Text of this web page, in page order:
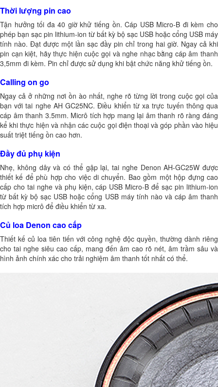
Thời lượng pin cao
Tận hưởng tối đa 40 giờ khử tiếng ồn. Cáp USB Micro-B đi kèm cho
phép bạn sạc pin lithium-ion từ bất kỳ bộ sạc USB hoặc cổng USB máy
tính nào. Đạt được một lần sạc đầy pin chỉ trong hai giờ. Ngay cả khi
pin cạn kiệt, hãy thực hiện cuộc gọi và nghe nhạc bằng cáp âm thanh
3,5mm đi kèm. Pin chỉ được sử dụng khi bật chức năng khử tiếng ồn.
Calling on go
Ngay cả ở những nơi ồn ào nhất, nghe rõ từng lời trong cuộc gọi của
bạn với tai nghe AH GC25NC. Điều khiển từ xa trực tuyến thông qua
cáp âm thanh 3.5mm. Micrô tích hợp mang lại âm thanh rõ ràng đáng
kể khi thực hiện và nhận các cuộc gọi điện thoại và góp phần vào hiệu
suất triệt tiếng ồn cao hơn.
Đầy đủ phụ kiện
Nhẹ, không dây và có thể gập lại, tai nghe Denon AH-GC25W được
thiết kế để phù hợp cho việc di chuyển. Bao gồm một hộp đựng cao
cấp cho tai nghe và phụ kiện, cáp USB Micro-B để sạc pin lithium-ion
từ bất kỳ bộ sạc USB hoặc cổng USB máy tính nào và cáp âm thanh
tích hợp micrô để điều khiển từ xa.
Củ loa Denon cao cấp
Thiết kế củ loa tiên tiến với công nghệ độc quyền, thường dành riêng
cho tai nghe siêu cao cấp, mang đến âm cao rõ nét, âm trầm sâu và
hình ảnh chính xác cho trải nghiệm âm thanh tốt nhất có thể.